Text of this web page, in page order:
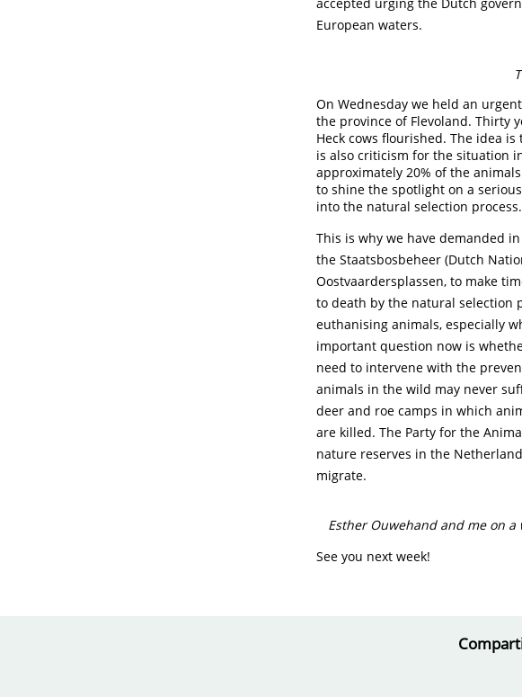
European waters.
On Wednesday we held an
the province of Flevoland. Thirty
Heck cows flourished. The idea
is also criticism for the situation
approximately 20% of the
to shine the spotlight on a
into the natural selection process.
This is why we have demanded
the Staatsbosbeheer (Dutch
Oostvaardersplassen, to make
to death by the natural selection
euthanising animals, especially
important question now is
need to intervene with the
animals in the wild may never
deer and roe camps in which
are killed. The Party for the
nature reserves in the
migrate.
Esther Ouwehand and me on
See you next week!